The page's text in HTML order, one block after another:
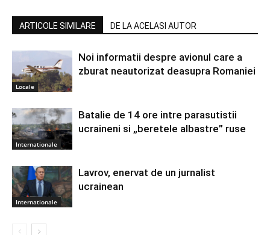
ARTICOLE SIMILARE DE LA ACELASI AUTOR
Locale
Noi informatii despre avionul care a
zburat neautorizat deasupra Romaniei
Internationale
Batalie de 14 ore intre parasutistii
ucraineni si „beretele albastre” ruse
Internationale
Lavrov, enervat de un jurnalist
ucrainean